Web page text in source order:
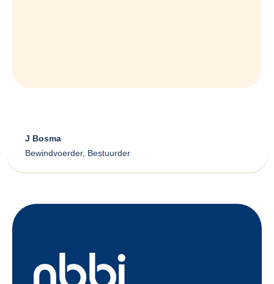
J Bosma
Bewindvoerder, Bestuurder